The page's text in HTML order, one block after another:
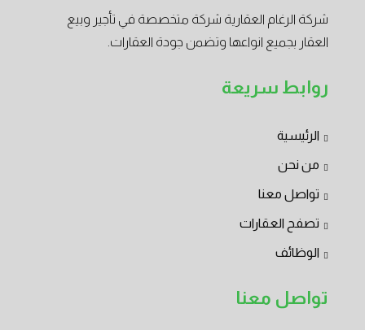
شركة الرغام العقارية شركة متخصصة في تأجير وبيع
العقار بجميع انواعها وتضمن جودة العقارات.
روابط سريعة
الرئيسية
من نحن
تواصل معنا
تصفح العقارات
الوظائف
تواصل معنا